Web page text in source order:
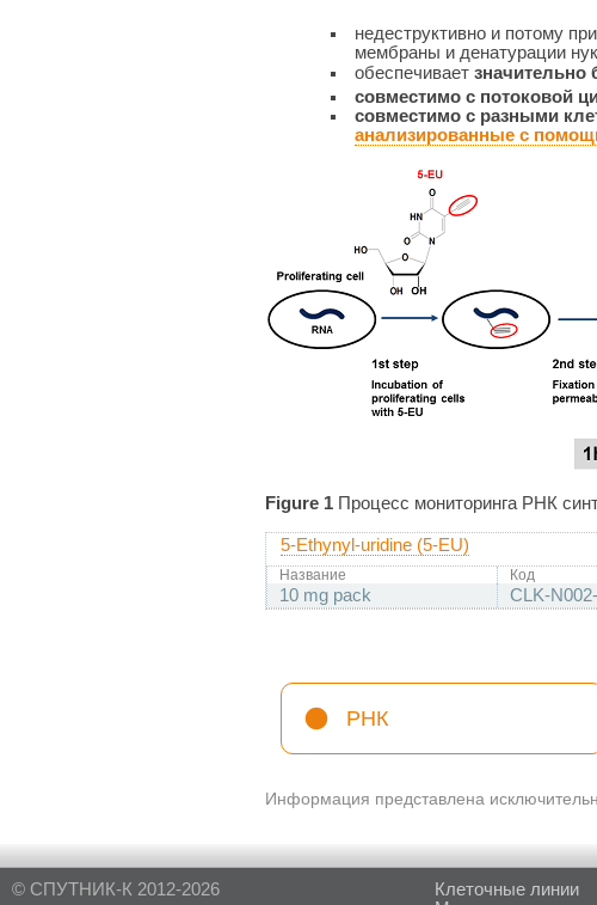
недеструктивно и потому
мембраны и денатурации
обеспечивает значительно
совместимо с потоковой
совместимо с разными
анализированные с
Figure 1 Процесс мониторинга РНК
5-Ethynyl-uridine (5-EU)
Название Код
10 mg pack CLK-
РНК
Информация представлена
© СПУТНИК-К 2012-2026
Клеточные линии